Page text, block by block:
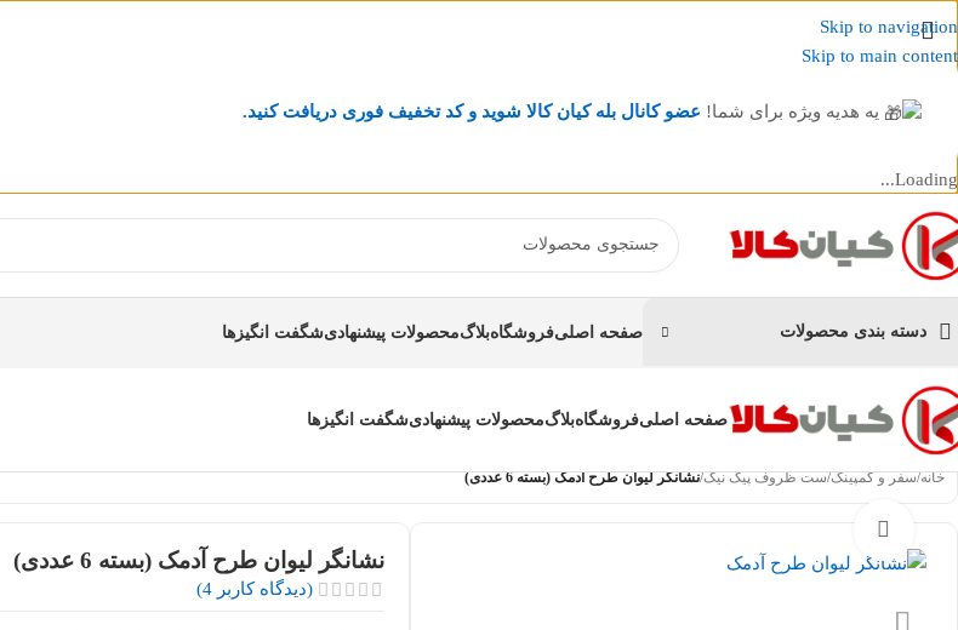
یه هدیه ویژه برای شما! عضو کانال بله کیان کالا شوید و کد تخفیف فوری دریافت کنید.
Loading...
Skip to navigation
Skip to main content
دسته بندی محصولات صفحه اصلیفروشگاهبلاگمحصولات پیشنهادیشگفت انگیزها
صفحه اصلیفروشگاهبلاگمحصولات پیشنهادیشگفت انگیزها
خانه/سفر و کمپینگ/ست ظروف پیک نیک/نشانگر لیوان طرح آدمک (بسته 6 عددی)
نشانگر لیوان طرح آدمک (بسته 6 عددی)
(دیدگاه کاربر4
)